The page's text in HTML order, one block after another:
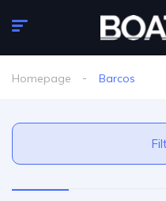
Homepage Barcos